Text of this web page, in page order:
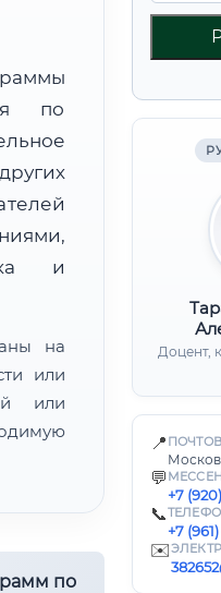
Доцент,
📍
💬
+7
📞
+7
✉️
по
и
на
или
или
по